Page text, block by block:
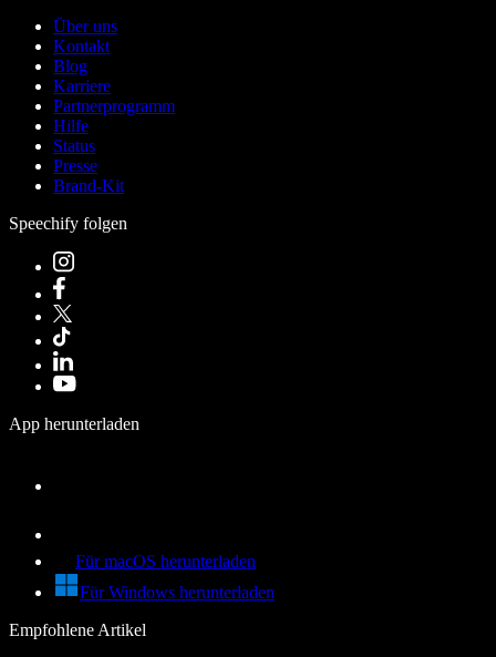
Über uns
Kontakt
Blog
Karriere
Partnerprogramm
Hilfe
Status
Presse
Brand-Kit
Speechify folgen
App herunterladen
Für macOS herunterladen
Für Windows herunterladen
Empfohlene Artikel